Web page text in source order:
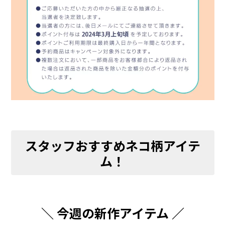
スタッフおすすめネコ柄アイテ
ム！
＼ 今週の新作アイテム ／